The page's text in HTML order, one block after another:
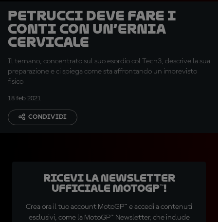
Petrucci deve fare i
conti con un’ernia
cervicale
Il ternano, concentrato sul suo esordio col Tech3, descrive la sua
preparazione e ci spiega come sta affrontando un imprevisto
fisico
18 feb 2021
CONDIVIDI
Ricevi la newsletter
ufficiale MotoGP™!
Crea ora il tuo account MotoGP™ e accedi a contenuti
esclusivi, come la MotoGP™ Newsletter, che include